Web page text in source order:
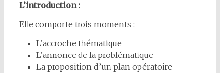
L’introduction :
Elle comporte trois moments :
L’accroche thématique
L’annonce de la problématique
La proposition d’un plan opératoire